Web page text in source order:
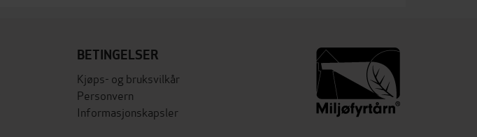
BETINGELSER
Kjøps- og bruksvilkår
Personvern
Informasjonskapsler